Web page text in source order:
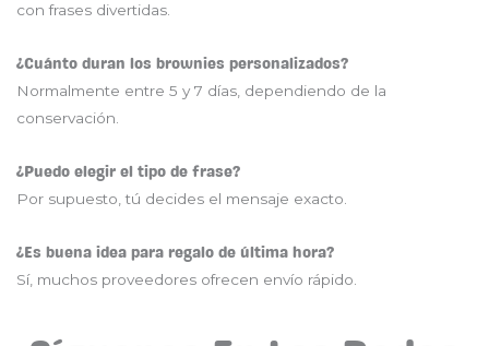
con frases divertidas.
¿Cuánto duran los brownies personalizados?
Normalmente entre 5 y 7 días, dependiendo de la
conservación.
¿Puedo elegir el tipo de frase?
Por supuesto, tú decides el mensaje exacto.
¿Es buena idea para regalo de última hora?
Sí, muchos proveedores ofrecen envío rápido.